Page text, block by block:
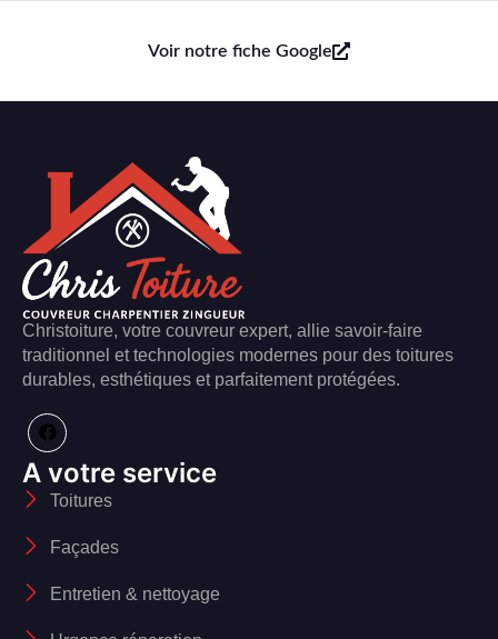
Voir notre fiche Google
Christoiture, votre couvreur expert, allie savoir-faire
traditionnel et technologies modernes pour des toitures
durables, esthétiques et parfaitement protégées.
A votre service
Toitures
Façades
Entretien & nettoyage